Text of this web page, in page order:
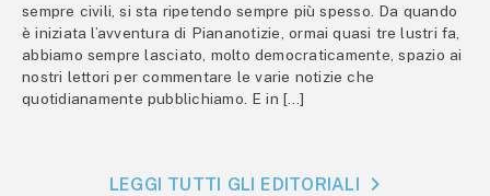
sempre civili, si sta ripetendo sempre più spesso. Da quando
è iniziata l’avventura di Piananotizie, ormai quasi tre lustri fa,
abbiamo sempre lasciato, molto democraticamente, spazio ai
nostri lettori per commentare le varie notizie che
quotidianamente pubblichiamo. E in […]
LEGGI TUTTI GLI EDITORIALI